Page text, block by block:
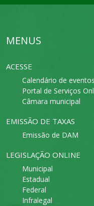
MENUS
ACESSE
Calendário de eventos
Portal de Serviços
Câmara municipal
EMISSÃO DE TAXAS
Emissão de DAM
LEGISLAÇÃO ONLINE
Municipal
Estadual
Federal
Infralegal